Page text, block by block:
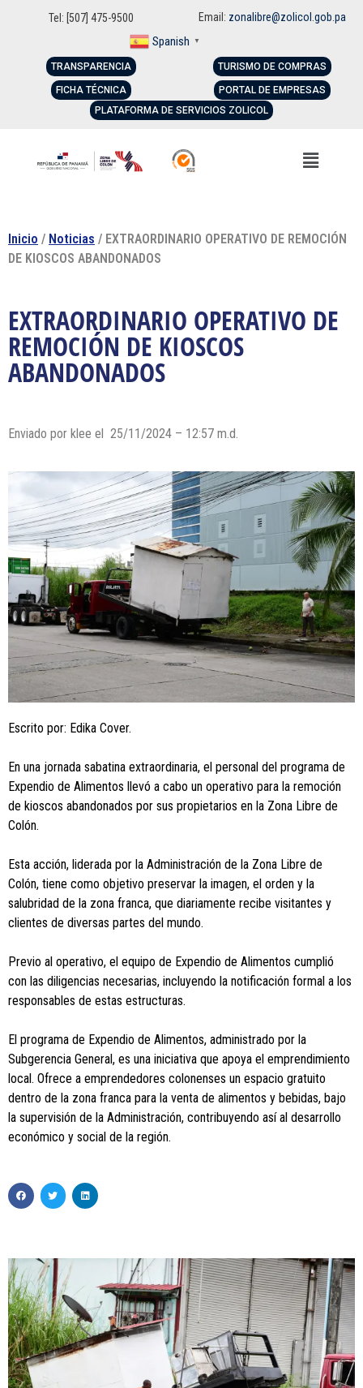
Tel: [507] 475-9500 Email: zonalibre@zolicol.gob.pa
Spanish ▼
TRANSPARENCIA
FICHA TÉCNICA
TURISMO DE COMPRAS
PORTAL DE EMPRESAS
PLATAFORMA DE SERVICIOS ZOLICOL
Inicio / Noticias / EXTRAORDINARIO OPERATIVO DE REMOCIÓN
DE KIOSCOS ABANDONADOS
EXTRAORDINARIO OPERATIVO DE
REMOCIÓN DE KIOSCOS
ABANDONADOS
Enviado por klee el 25/11/2024 – 12:57 m.d.
Escrito por: Edika Cover.
En una jornada sabatina extraordinaria, el personal del programa de
Expendio de Alimentos llevó a cabo un operativo para la remoción
de kioscos abandonados por sus propietarios en la Zona Libre de
Colón.
Esta acción, liderada por la Administración de la Zona Libre de
Colón, tiene como objetivo preservar la imagen, el orden y la
salubridad de la zona franca, que diariamente recibe visitantes y
clientes de diversas partes del mundo.
Previo al operativo, el equipo de Expendio de Alimentos cumplió
con las diligencias necesarias, incluyendo la notificación formal a los
responsables de estas estructuras.
El programa de Expendio de Alimentos, administrado por la
Subgerencia General, es una iniciativa que apoya el emprendimiento
local. Ofrece a emprendedores colonenses un espacio gratuito
dentro de la zona franca para la venta de alimentos y bebidas, bajo
la supervisión de la Administración, contribuyendo así al desarrollo
económico y social de la región.